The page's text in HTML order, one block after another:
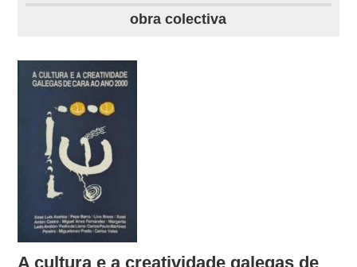
videoteca
outros docs
obra colectiva
A cultura e a creatividade galegas de